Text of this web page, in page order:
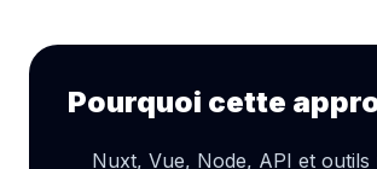
Pourquoi cette
Nuxt, Vue, Node, API et outils